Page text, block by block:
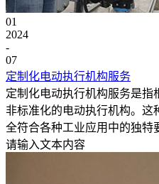
01
2024
-
07
定制化电动执行机构服务
定制化电动执行机构服务是
非标准化的电动执行机构。这
全符合各种工业应用中的独特
请输入文本内容